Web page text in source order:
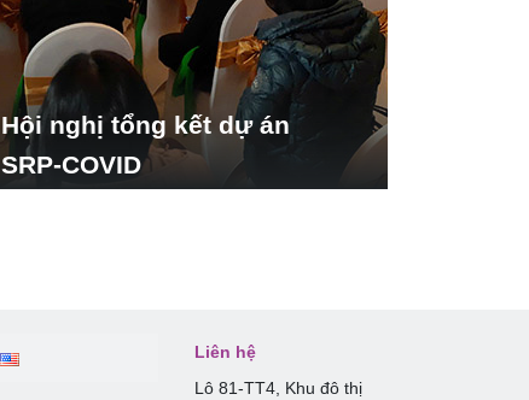
Hội nghị tổng kết dự án
SRP-COVID
Liên hệ
Lô 81-TT4, Khu đô thị